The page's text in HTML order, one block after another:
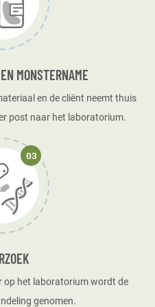
MONSTERNAME
en de cliënt neemt thuis
post naar het laboratorium.
op het laboratorium wordt de
genomen.